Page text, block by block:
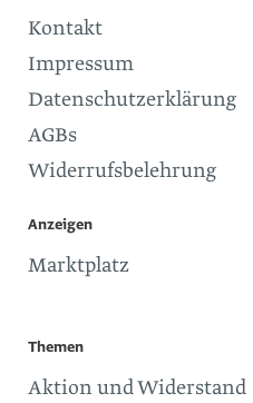
Kontakt
Impressum
Datenschutzerklärung
AGBs
Widerrufsbelehrung
Anzeigen
Marktplatz
Themen
Aktion und Widerstand